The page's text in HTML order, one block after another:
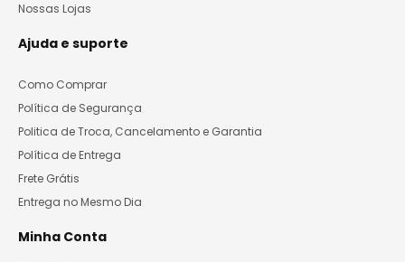
Nossas Lojas
Ajuda e suporte
Como Comprar
Política de Segurança
Politica de Troca, Cancelamento e Garantia
Política de Entrega
Frete Grátis
Entrega no Mesmo Dia
Minha Conta